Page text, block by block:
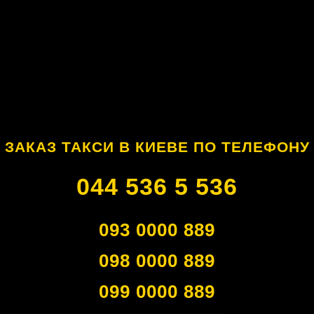
ЗАКАЗ ТАКСИ В КИЕВЕ ПО ТЕЛЕФОНУ
044 536 5 536
093 0000 889
098 0000 889
099 0000 889